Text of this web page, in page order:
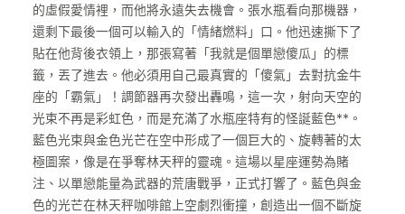
的虛假愛情裡，而他將永遠失去機會。張水瓶看向那機器，
還剩下最後一個可以輸入的「情緒燃料」口。他迅速撕下了
貼在他背後衣領上，那張寫著「我就是個單戀傻瓜」的標
籤，丟了進去。他必須用自己最真實的「傻氣」去對抗金牛
座的「霸氣」！調節器再次發出轟鳴，這一次，射向天空的
光束不再是彩虹色，而是充滿了水瓶座特有的怪誕藍色**。
藍色光束與金色光芒在空中形成了一個巨大的、旋轉著的太
極圖案，像是在爭奪林天秤的靈魂。這場以星座運勢為賭
注、以單戀能量為武器的荒唐戰爭，正式打響了。藍色與金
色的光芒在林天秤咖啡館上空劇烈衝撞，創造出一個不斷旋